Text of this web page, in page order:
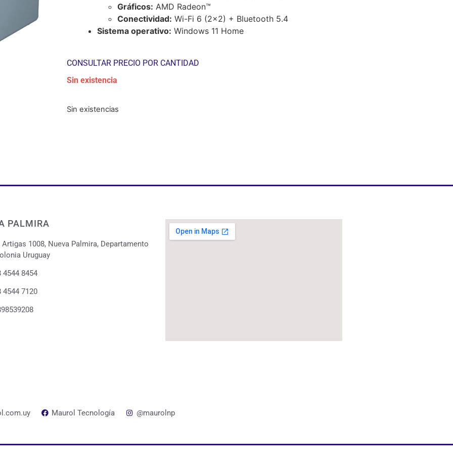
Gráficos: AMD Radeon™
Conectividad: Wi-Fi 6 (2×2) + Bluetooth 5.4
Sistema operativo: Windows 11 Home
CONSULTAR PRECIO POR CANTIDAD
Sin existencia
Sin existencias
PALMIRA
Artigas 1008, Nueva Palmira, Departamento
Uruguay
4544 8454
4544 7120
Maurol Tecnología @maurolnp